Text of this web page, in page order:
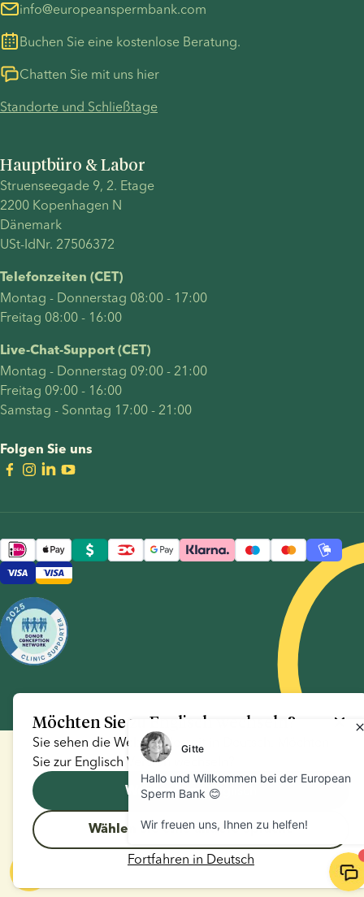
Möchten Sie zu Englisch wechseln?
Sie sehen die Website derzeit in
Sie zur Englisch Version wechseln?
Wechseln zu Englisch
Wählen Sie eine andere Sprache
Fortfahren in Deutsch
Hauptbüro & Labor
Struenseegade 9, 2. Etage
2200 Kopenhagen N
Dänemark
USt-IdNr. 27506372
Telefonzeiten (CET)
Montag - Donnerstag 08:00 - 17:00
Freitag 08:00 - 16:00
Live-Chat-Support (CET)
Montag - Donnerstag 09:00 - 21:00
Freitag 09:00 - 16:00
Samstag - Sonntag 17:00 - 21:00
Folgen Sie uns
info@europeanspermbank.com
Buchen Sie eine kostenlose Beratung.
Chatten Sie mit uns hier
Standorte und Schließtage